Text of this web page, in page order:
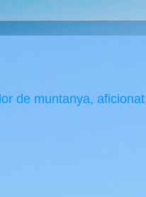
de muntanya,